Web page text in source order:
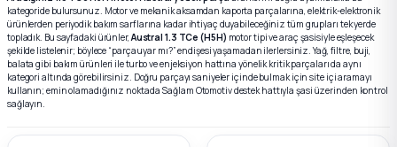
Parça
Parça
Megane E-TECH Yedek Parça
Parça
kategoride bulursunuz. Motor ve mekanik aksamdan kaporta parçalarına, elektrik-elektronik
ürünlerden periyodik bakım sarflarına kadar ihtiyaç duyabileceğiniz tüm grupları tek yerde
topladık. Bu sayfadaki ürünler,Austral 1.3 TCe (H5H) motor tipi ve araç şasisiyle eşleşecek
şekilde listelenir; böylece “parça uyar mı?” endişesi yaşamadan ilerlersiniz. Yağ, filtre, buji,
balata gibi bakım ürünleri ile turbo ve enjeksiyon hattına yönelik kritik parçaları da aynı
kategori altında görebilirsiniz. Doğru parçayı saniyeler içinde bulmak için site içi aramayı
kullanın; emin olamadığınız noktada Sağlam Otomotiv destek hattıyla şasi üzerinden kontrol
sağlayın.